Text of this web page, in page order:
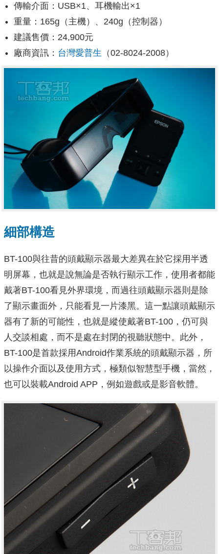
傳輸介面：USB×1、耳機輸出×1
重量：165g（主機）、240g（控制器）
建議售價：24,900元
廠商資訊： 台灣愛普生 （02-8024-2008）
細部構造
BT-100與往昔的頭戴顯示器最大差異在於它採用半透
明屏幕，也就是說無論是否執行顯示工作，使用者都能
戴著BT-100看見外界環境，而過往頭戴顯示器則是除
了顯示畫面外，只能看見一片漆黑。這一點讓頭戴顯示
器有了新的可能性，也就是縱使戴著BT-100，仍可與
人交談相處，而不是處在封閉的視聽狀態中。此外，
BT-100是首款採用Android作業系統的頭戴顯示器，所
以操作介面以及使用方式，極類似智慧型手機，當然，
也可以裝載Android APP，例如遊戲或是影音軟體。